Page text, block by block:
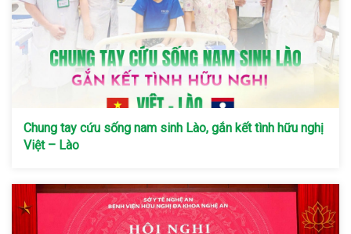
Chung tay cứu sống nam sinh Lào, gắn kết tình hữu nghị
Việt – Lào